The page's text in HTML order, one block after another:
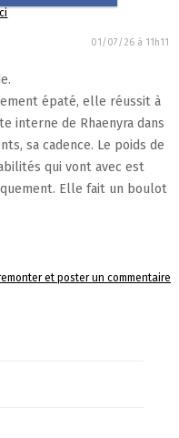
01/07/26 à 11h11
épaté, elle réussit à
interne de Rhaenyra dans
sa cadence. Le poids de
qui vont avec est
Elle fait un boulot
et poster un commentaire